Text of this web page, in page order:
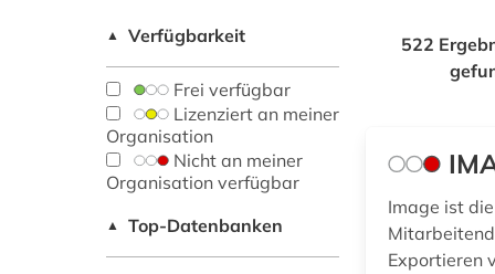
▲ Verfügbarkeit
Frei verfügbar
Lizenziert an meiner
Organisation
Nicht an meiner
Organisation verfügbar
▲ Top-Datenbanken
522
Image ist
Exportieren